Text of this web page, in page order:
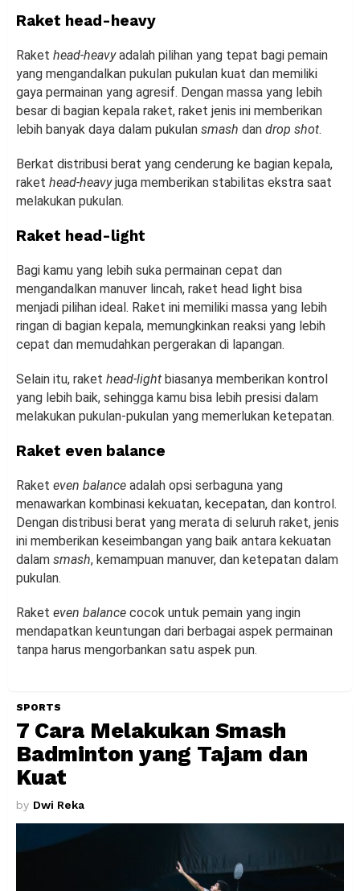
Raket head-heavy
Raket head-heavyadalah pilihan yang tepat bagi pemain
yang mengandalkan pukulan pukulan kuat dan memiliki
gaya permainan yang agresif. Dengan massa yang lebih
besar di bagian kepala raket, raket jenis ini memberikan
lebih banyak daya dalam pukulan smash dan drop shot.
Berkat distribusi berat yang cenderung ke bagian kepala,
raket head-heavyjuga memberikan stabilitas ekstra saat
melakukan pukulan.
Raket head-light
Bagi kamu yang lebih suka permainan cepat dan
mengandalkan manuver lincah, raket head light bisa
menjadi pilihan ideal. Raket ini memiliki massa yang lebih
ringan di bagian kepala, memungkinkan reaksi yang lebih
cepat dan memudahkan pergerakan di lapangan.
Selain itu, raket head-light biasanya memberikan kontrol
yang lebih baik, sehingga kamu bisa lebih presisi dalam
melakukan pukulan-pukulan yang memerlukan ketepatan.
Raket even balance
Raket even balance adalah opsi serbaguna yang
menawarkan kombinasi kekuatan, kecepatan, dan kontrol.
Dengan distribusi berat yang merata di seluruh raket, jenis
ini memberikan keseimbangan yang baik antara kekuatan
dalam smash, kemampuan manuver, dan ketepatan dalam
pukulan.
Raket even balance cocok untuk pemain yang ingin
mendapatkan keuntungan dari berbagai aspek permainan
tanpa harus mengorbankan satu aspek pun.
SPORTS
7 Cara Melakukan Smash
Badminton yang Tajam dan
Kuat
by Dwi Reka